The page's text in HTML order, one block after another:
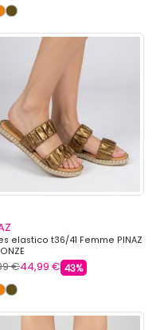
elastico t36/41 Femme PINAZ
€44,99 € 43%